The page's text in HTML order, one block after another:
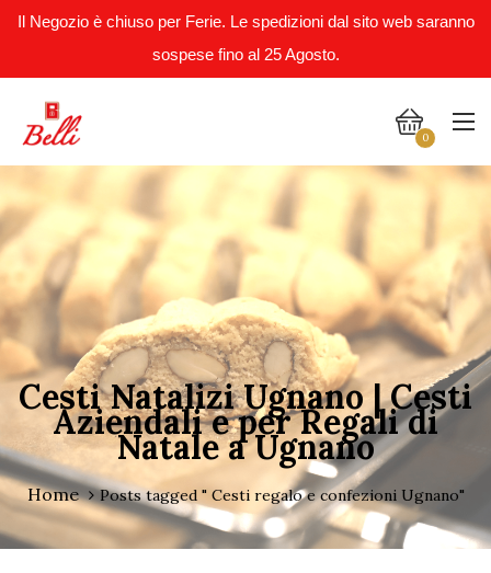
Il Negozio è chiuso per Ferie. Le spedizioni dal sito web saranno
sospese fino al 25 Agosto.
0
Cesti Natalizi Ugnano | Cesti
Aziendali e per Regali di
Natale a Ugnano
Home Posts tagged " Cesti regalo e confezioni Ugnano"